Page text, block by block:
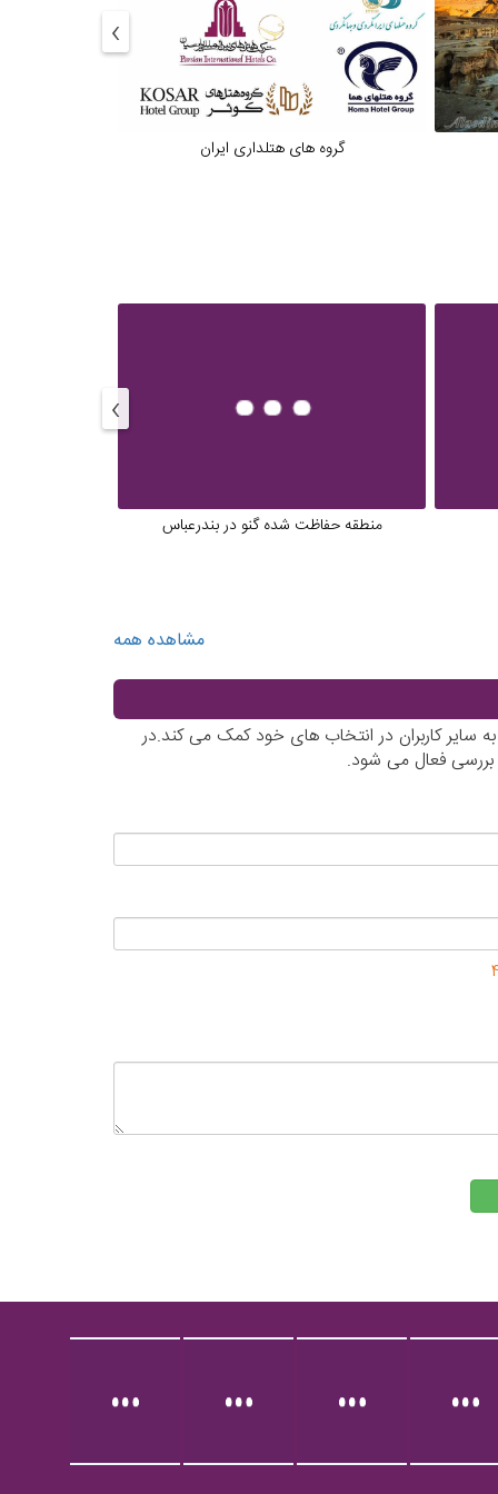
گروه های هتلداری ایران
›
منطقه حفاظت شده گنو در بندرعباس
›
مشاهده همه
سایر کاربران در انتخاب های خود کمک می کند.در
فعال می شود.